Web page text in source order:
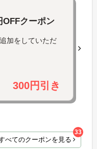
クーポン
加をしていただ
300円引き
べてのクーポンを見る
33